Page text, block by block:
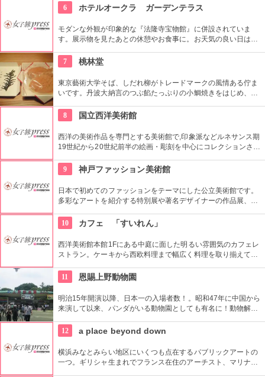
す。オリジナルグッズを販売するミュージアムショップや食事
もできるカフェなども併設されています。
6 ホテルオークラ ガーデンテラス
モダンな外観が印象的な『法隆寺宝物館』に併設されていま
す。展示物を見たあとの休憩やお食事に。お天気の良い日はテ
が出ることもありますので、何度も訪れたいですね。
7 桃林堂
東京藝術大学そば、しだれ柳がトレードマークの風情ある佇ま
いです。丹波大納言のつぶ餡たっぷりの小鯛焼きをはじめ、水
ます。お抹茶をいただきながら店内でも。
8 国立西洋美術館
西洋の美術作品を専門とする美術館で,印象派などルネサンス期
19世紀から20世紀前半の絵画・彫刻を中心にコレクションされ
家）たちの作品を見ることができる美術館としは日本有数。ロ
ダンの「考える人」はこちらで見れる。設計はル・コルビジェ
が手掛け、建築・インテリア好きにもおすすめ。
9 神戸ファッション美術館
日本で初めてのファッションをテーマにした公立美術館です。
多彩なアートを紹介する特別展や著名デザイナーの作品展、ラ
な方、ファッション業界の方、ファッションを学ぶ方、必見で
す。
10 カフェ 「すいれん」
西洋美術館本館1Fにある中庭に面した明るい雰囲気のカフェレ
ストラン。ケーキから西欧料理まで幅広く料理を取り揃えてい
ご用意！
11 恩賜上野動物園
明治15年開演以降、日本一の入場者数！。昭和47年に中国から
来演して以来、パンダがいる動物園としても有名に！動物解説
12
a place beyond down
横浜みなとみらい地区にいくつも点在するパブリックアートの
一つ。ギリシャ生まれでフランス在住のアーチスト、マリナ・